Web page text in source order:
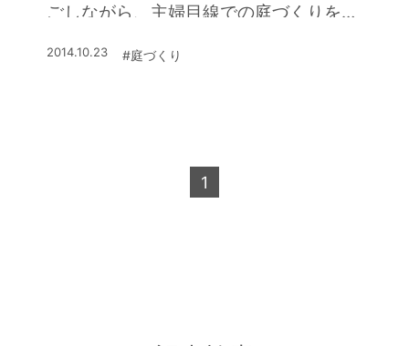
ごしながら、主婦目線での庭づくりを実
などのDIY、自ら育てたハーブを使った
2014.10.23 #庭づくり
1